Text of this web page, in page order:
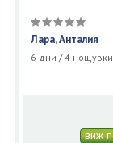
Лара, Анталия
6 дни / 4 нощувки
виж